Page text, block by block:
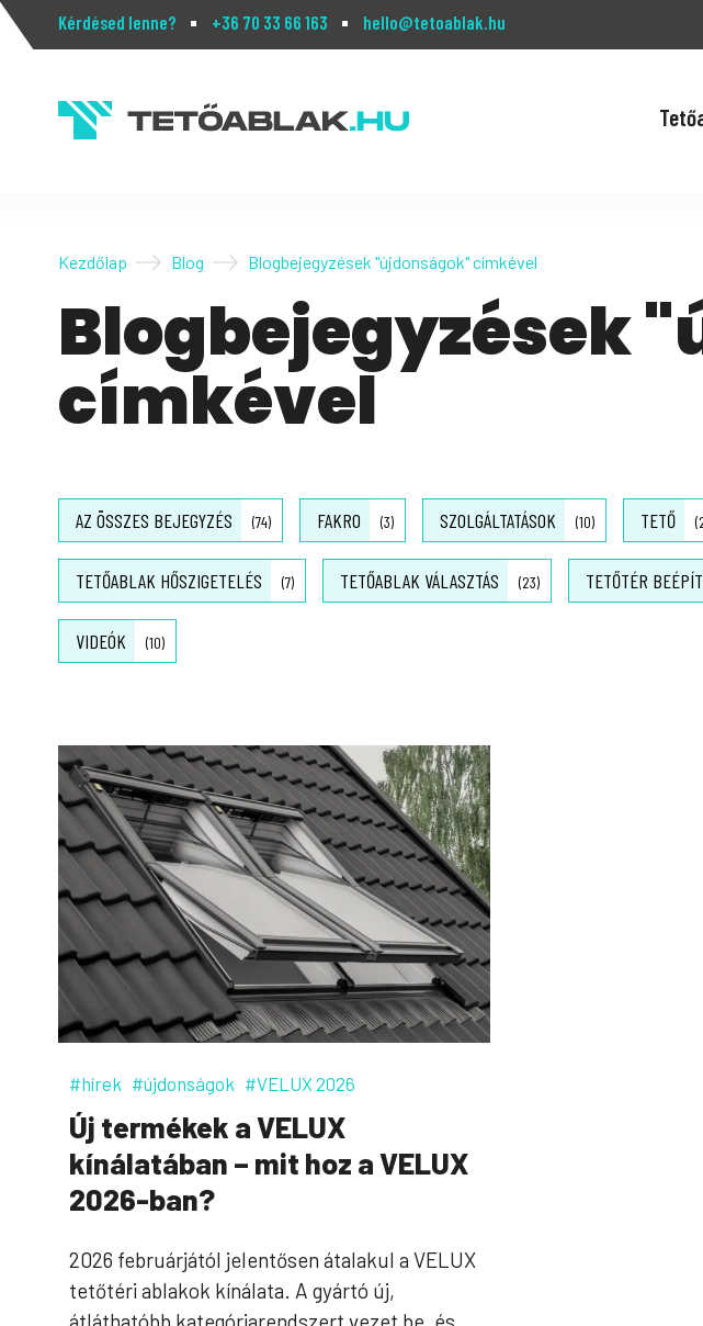
Kérdésed lenne? +36 70 33 66 163 hello@tetoablak.hu
Kezdőlap Blog Blogbejegyzések "újdonságok" címkével
Blogbejegyzések
címkével
AZ ÖSSZES BEJEGYZÉS (74) FAKRO (3) SZOLGÁLTATÁSOK (10) TETŐ
TETŐABLAK HŐSZIGETELÉS (7) TETŐABLAK VÁLASZTÁS (23) TETŐTÉR
VIDEÓK (10)
#hírek #újdonságok #VELUX 2026
Új termékek a VELUX
kínálatában – mit hoz a VELUX
2026-ban?
2026 februárjától jelentősen átalakul a VELUX
tetőtéri ablakok kínálata. A gyártó új,
átláthatóbb kategóriarendszert vezet be, és